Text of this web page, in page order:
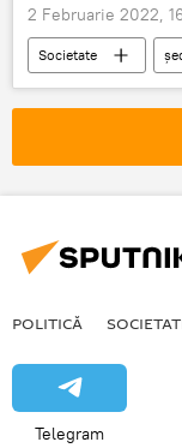
2 Februarie 2022,
Societate
Cabinetul de Miniștri
POLITICĂ
Telegram